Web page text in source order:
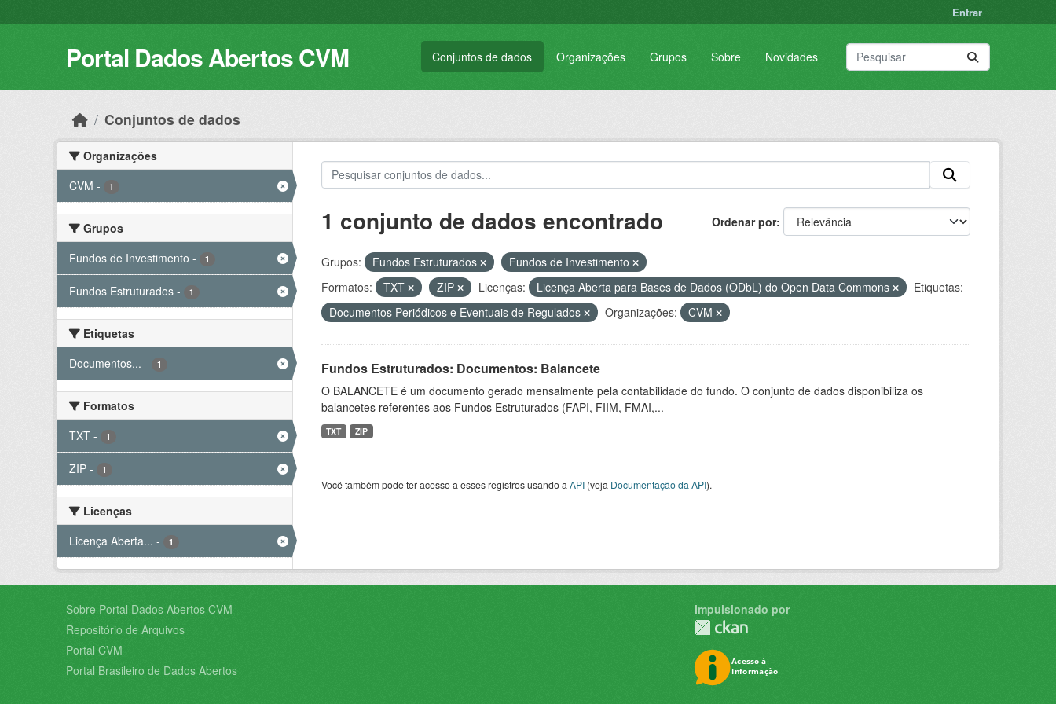
Entrar
Portal Dados Abertos CVM Conjuntos de dados Organizações Grupos Sobre Novidades
Conjuntos de dados
Organizações
CVM - 1
Grupos
Fundos de Investimento - 1
Fundos Estruturados - 1
Etiquetas
Documentos... - 1
Formatos
TXT - 1
ZIP - 1
Licenças
Licença Aberta... - 1
Ordenar por
1 conjunto de dados encontrado
Grupos: Fundos Estruturados
Fundos de Investimento
Formatos:
TXT ZIP Licenças: Licença Aberta para Bases de Dados (ODbL) do Open Data Commons
Etiquetas:
Documentos Periódicos e Eventuais de Regulados
Organizações: CVM
Fundos Estruturados: Documentos: Balancete
O BALANCETE é um documento gerado mensalmente pela contabilidade do fundo. O conjunto de dados disponibiliza os
balancetes referentes aos Fundos Estruturados (FAPI, FIIM, FMAI,...
TXT ZIP
Você também pode ter acesso a esses registros usando a API(veja Documentação da API).
Sobre Portal Dados Abertos CVM
Repositório de Arquivos
Portal CVM
Portal Brasileiro de Dados Abertos
Impulsionado por